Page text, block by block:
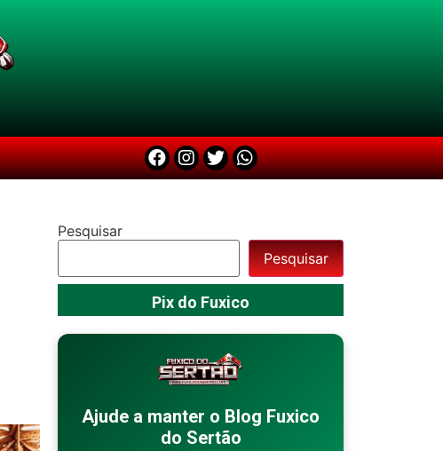
Pesquisar
Pesquisar
Pix do Fuxico
Ajude a manter o Blog Fuxico
do Sertão